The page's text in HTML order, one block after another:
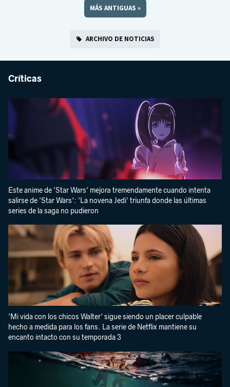
MÁS ANTIGUAS »
ARCHIVO DE NOTICIAS
Críticas
Este anime de 'Star Wars' mejora tremendamente cuando intenta
salirse de 'Star Wars': 'La novena Jedi' triunfa donde las últimas
series de la saga no pudieron
'Mi vida con los chicos Walter' sigue siendo un placer culpable
hecho a medida para los fans. La serie de Netflix mantiene su
encanto intacto con su temporada 3